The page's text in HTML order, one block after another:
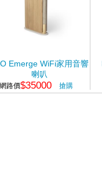
Emerge WiFi家用音響
喇叭
網路價$35000 搶購